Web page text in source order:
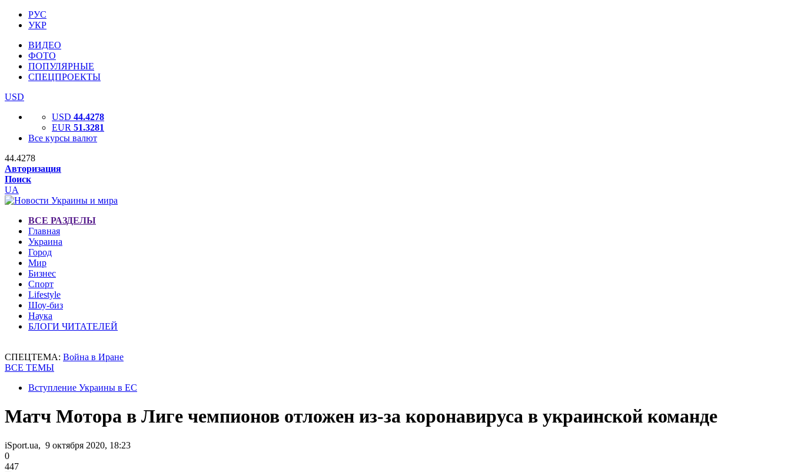
РУС
УКР
ВИДЕО
ФОТО
ПОПУЛЯРНЫЕ
СПЕЦПРОЕКТЫ
USD
USD 44.4278
EUR 51.3281
Все курсы валют
44.4278
Авторизация
Поиск
UA
ВСЕ РАЗДЕЛЫ
Главная
Украина
Город
Мир
Бизнес
Спорт
Lifestyle
Шоу-биз
Наука
БЛОГИ ЧИТАТЕЛЕЙ
СПЕЦТЕМА: Война в Иране
ВСЕ ТЕМЫ
Вступление Украины в ЕС
Матч Мотора в Лиге чемпионов отложен из-за коронавируса в украинской команде
iSport.ua, 9 октября 2020, 18:23
0
447